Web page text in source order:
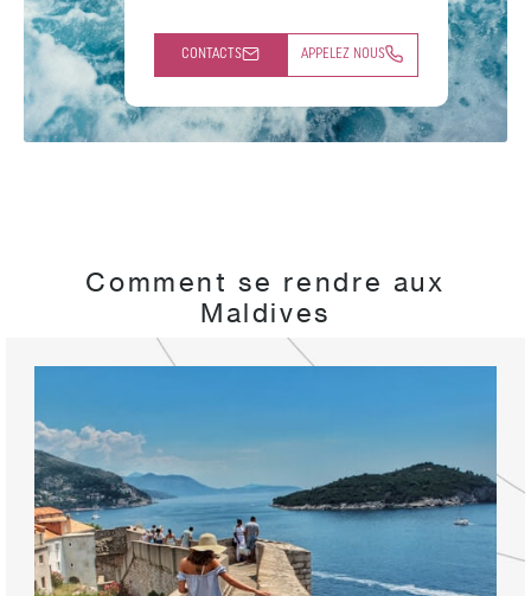
CONTACTS APPELEZ NOUS
Comment se rendre aux
Maldives